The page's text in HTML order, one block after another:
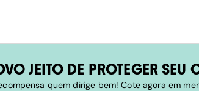
JEITO DE PROTEGER SEU
quem dirige bem! Cote agora em